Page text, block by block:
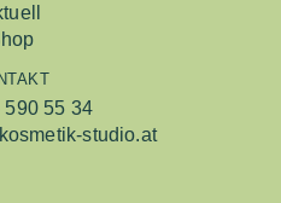
590 55 34
studio.at